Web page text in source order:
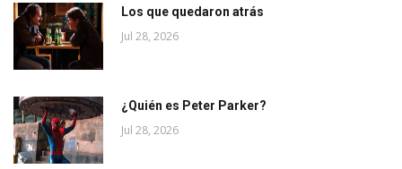
Los que quedaron atrás
Jul 28, 2026
¿Quién es Peter Parker?
Jul 28, 2026